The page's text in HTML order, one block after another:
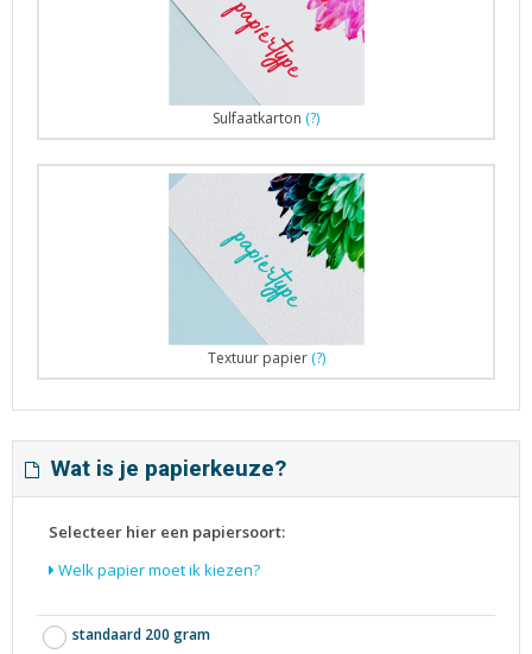
Sulfaatkarton (?)
Textuur papier (?)
Wat is je papierkeuze?
Selecteer hier een papiersoort:
Welk papier moet ik kiezen?
standaard 200 gram